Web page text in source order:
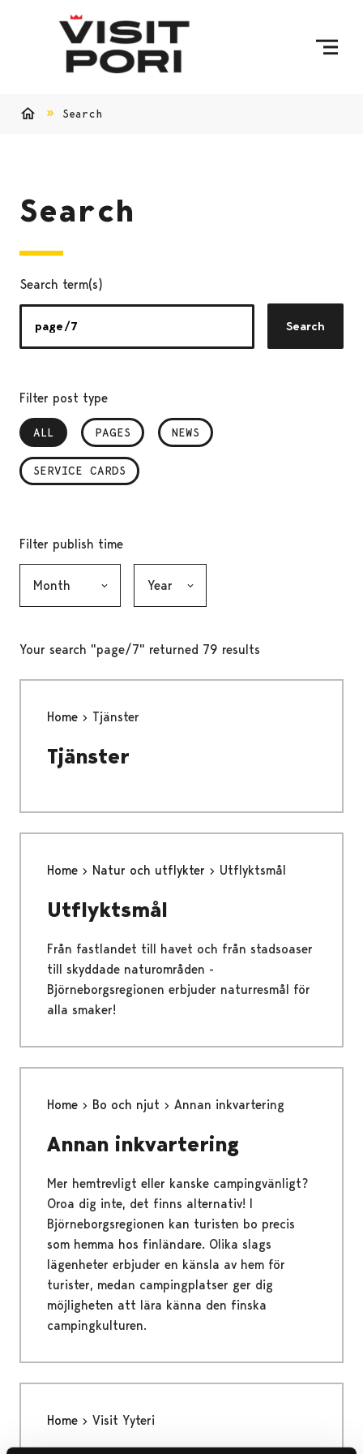
Search
Search
Search term(s)
Search
Filter post type
ALL
, SELECTEDPAGES NEWS
SERVICE CARDS
Filter publish time
Your search "page/7" returned 79 results
Home Tjänster
Tjänster
Home Natur och utflykter Utflyktsmål
Utflyktsmål
Från fastlandet till havet och från stadsoaser
till skyddade naturområden -
Björneborgsregionen erbjuder naturresmål för
alla smaker!
Home Bo och njut Annan inkvartering
Annan inkvartering
Mer hemtrevligt eller kanske campingvänligt?
Oroa dig inte, det finns alternativ! I
Björneborgsregionen kan turisten bo precis
som hemma hos finländare. Olika slags
lägenheter erbjuder en känsla av hem för
turister, medan campingplatser ger dig
möjligheten att lära känna den finska
campingkulturen.
Home Visit Yyteri